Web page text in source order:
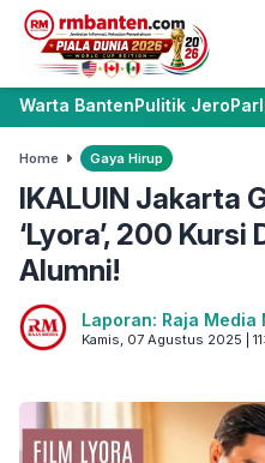
Warta BantenPulitik Jero
Home Gaya Hirup
IKALUIN Jakarta
‘Lyora’, 200
Alumni!
Laporan: Raja Media
Kamis, 07 Agustus 2025 |